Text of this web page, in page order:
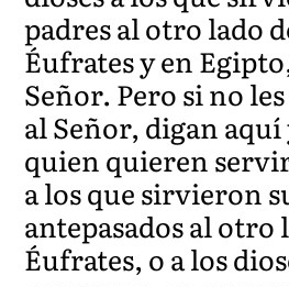
padres al otro lado
Éufrates y en
Señor. Pero si no
al Señor, digan aquí
quien quieren
a los que sirvieron
antepasados al otro
Éufrates, o a los